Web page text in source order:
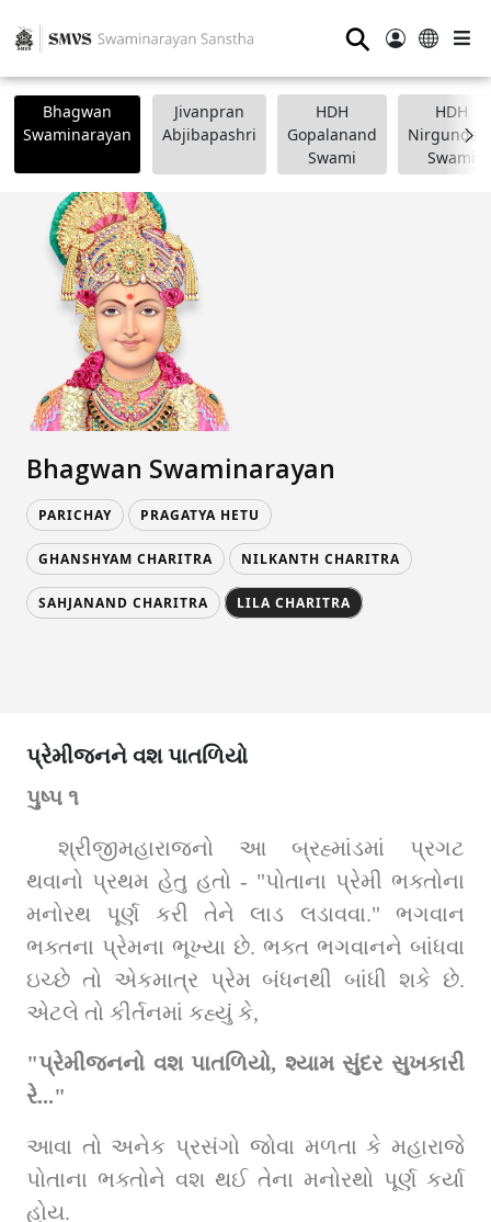
⚲
Bhagwan
Swaminarayan
Jivanpran
Abjibapashri
HDH
Gopalanand
Swami
HDH
Swami
Bhagwan Swaminarayan
PARICHAY PRAGATYA HETU
GHANSHYAM CHARITRA NILKANTH CHARITRA
SAHJANAND CHARITRA LILA CHARITRA
પ્રેમીજનને વશ પાતળિયો
પુષ્પ ૧
શ્રીજીમહારાજનો આ બ્રહ્માંડમાં પ્રગટ
થવાનો પ્રથમ હેતુ હતો - "પોતાના પ્રેમી ભક્તોના
મનોરથ પૂર્ણ કરી તેને લાડ લડાવવા." ભગવાન
ભક્તના પ્રેમના ભૂખ્યા છે. ભક્ત ભગવાનને બાંધવા
ઇચ્છે તો એકમાત્ર પ્રેમ બંધનથી બાંધી શકે છે.
એટલે તો કીર્તનમાં કહ્યું કે,
"પ્રેમીજનનો વશ પાતળિયો, શ્યામ સુંદર સુખકારી
રે..."
આવા તો અનેક પ્રસંગો જોવા મળતા કે મહારાજે
પોતાના ભક્તોને વશ થઈ તેના મનોરથો પૂર્ણ કર્યા
હોય.